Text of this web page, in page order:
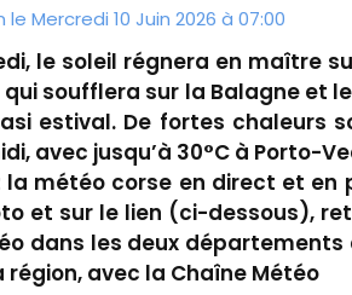
Mercredi 10 Juin 2026 à 07:00
le soleil régnera en maître
soufflera sur la Balagne et
estival. De fortes chaleurs
avec jusqu’à 30°C à Porto-
la météo corse en direct et en
et sur le lien (ci-dessous),
dans les deux
région, avec la Chaîne Météo